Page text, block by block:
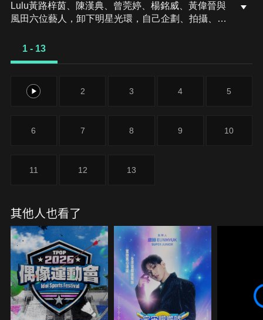
Lulu黃路梓茵、陳漢典、曾莞婷、楊銘威、黃偉晉與
風田六位藝人，卸下明星光環，自己企劃、拍攝、剪
1 - 13
1 2 3 4 5
6 7 8 9 10
11 12 13
其他人也看了